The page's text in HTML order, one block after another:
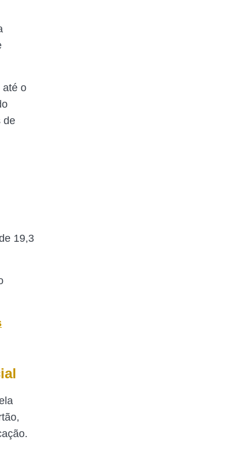
até o
de
19,3